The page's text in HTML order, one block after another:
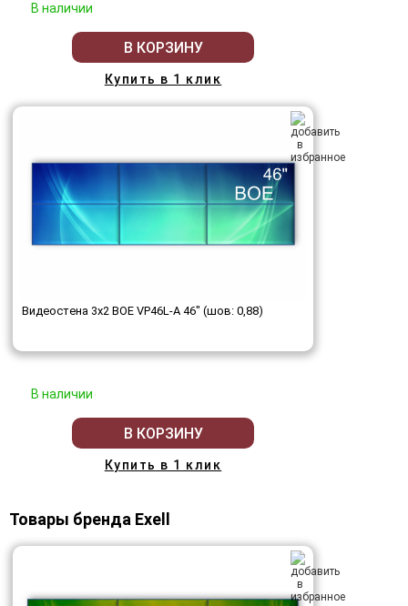
В наличии
В КОРЗИНУ
Купить в 1 клик
Видеостена 3x2 BOE VP46L-A 46" (шов: 0,88)
В наличии
В КОРЗИНУ
Купить в 1 клик
Товары бренда Exell